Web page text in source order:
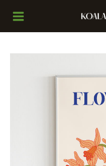
Main